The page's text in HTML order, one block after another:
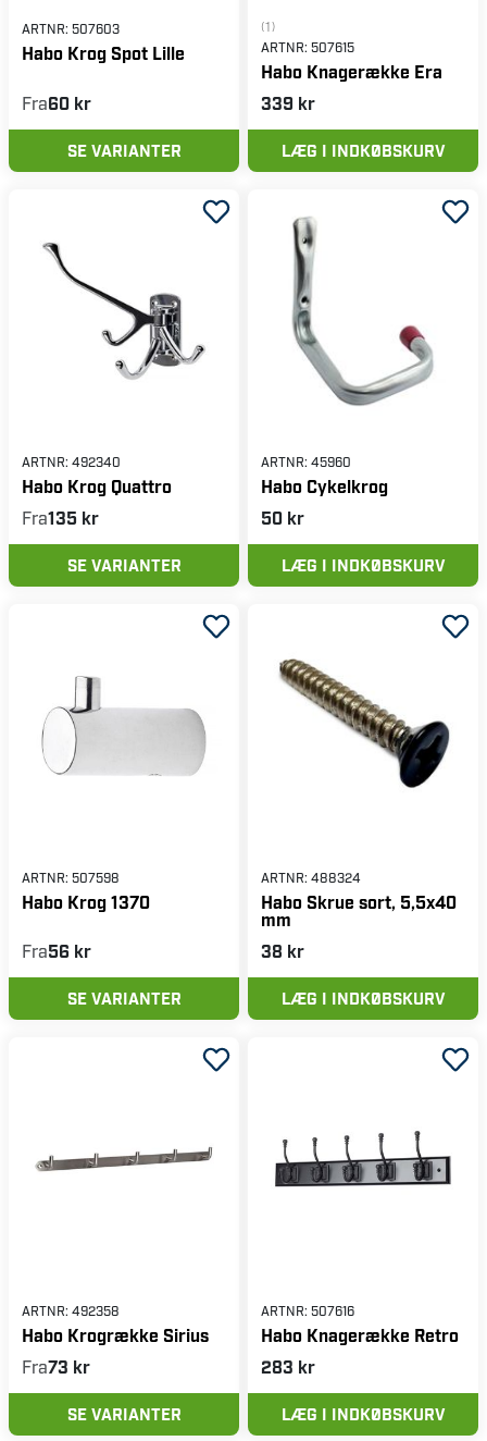
ARTNR: 507603
Habo Krog Spot Lille
Fra60 kr
SE VARIANTER
(1)
ARTNR: 507615
Habo Knagerække Era
339 kr
LÆG I INDKØBSKURV
ARTNR: 492340
Habo Krog Quattro
Fra135 kr
SE VARIANTER
ARTNR: 45960
Habo Cykelkrog
50 kr
LÆG I INDKØBSKURV
ARTNR: 507598
Habo Krog 1370
Fra56 kr
SE VARIANTER
ARTNR: 488324
Habo Skrue sort, 5,5x40
mm
38 kr
LÆG I INDKØBSKURV
ARTNR: 492358
Habo Krogrække Sirius
Fra73 kr
SE VARIANTER
ARTNR: 507616
Habo Knagerække Retro
283 kr
LÆG I INDKØBSKURV